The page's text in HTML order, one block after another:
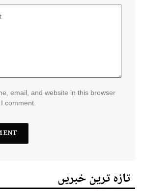
email, and website in this browser
comment.
تازہ ترین خبریں